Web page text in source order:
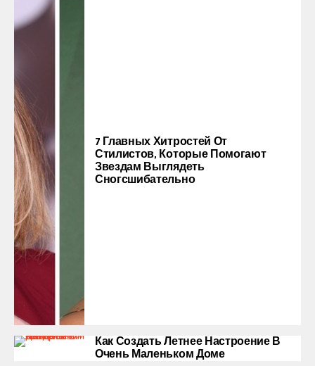
7 Главных Хитростей От
Стилистов, Которые Помогают
Звездам Выглядеть
Сногсшибательно
Как Создать Летнее Настроение В
Очень Маленьком Доме